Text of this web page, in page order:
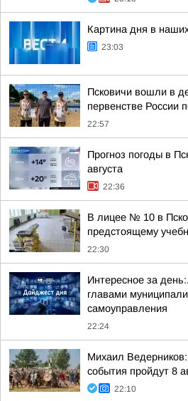
Картина дня в
23:03
Псковичи вошли в
первенстве России
22:57
Прогноз погоды в
августа
22:36
В лицее № 10 в
предстоящему
22:30
Интересное за
главами
самоуправления
22:24
Михаил
события пройдут 8
22:10